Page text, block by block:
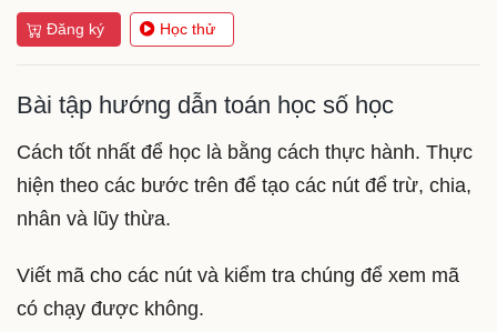
Đăng ký Học thử
Bài tập hướng dẫn toán học số học
Cách tốt nhất để học là bằng cách thực hành. Thực
hiện theo các bước trên để tạo các nút để trừ, chia,
nhân và lũy thừa.
Viết mã cho các nút và kiểm tra chúng để xem mã
có chạy được không.